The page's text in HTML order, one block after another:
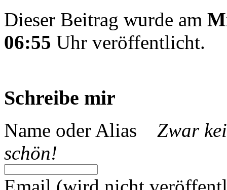
Dieser Beitrag wurde am
06:55 Uhr veröffentlicht.
Schreibe mir
Name oder Alias Zwar
schön!